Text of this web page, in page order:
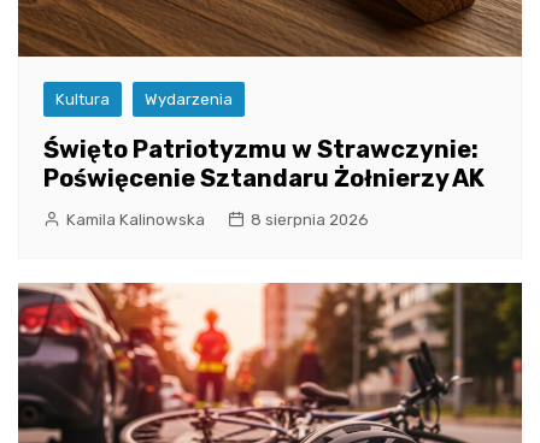
Kultura Wydarzenia
Święto Patriotyzmu w Strawczynie:
Poświęcenie Sztandaru Żołnierzy AK
Kamila Kalinowska 8 sierpnia 2026